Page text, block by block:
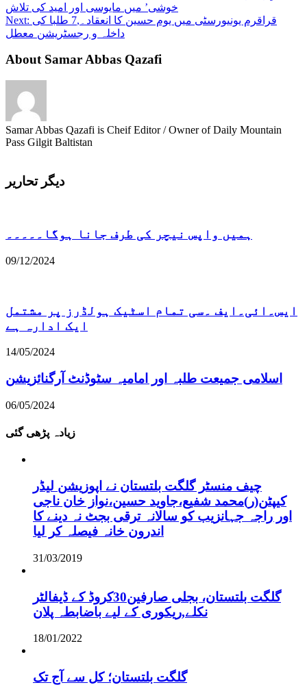
Next:
داخلہ و رجسٹریشن معطل
About Samar Abbas Qazafi
Samar Abbas Qazafi is Cheif Editor / Owner of Daily Mountain
Pass Gilgit Baltistan
دیگر تحاریر
ہمیں واپس نیچر کی طرف جانا ہوگا۔۔۔۔۔
09/12/2024
ایس۔ائی۔ایف ۔سی تمام اسٹیک ہولڈرز پر مشتمل
ایک ادارہ ہے
14/05/2024
اسلامی جمیعت طلبہ اور امامیہ سٹوڈنٹ آرگنائزیشن
06/05/2024
زیادہ پڑھی گئی
چیف منسٹر گلگت بلتستان نے اپوزیشن لیڈر
کیپٹن(ر)محمد شفیع،جاوید حسین،نواز خان ناجی
اور راجہ جہانزیب کو سالانہ ترقی بجٹ نہ دینے کا
اندرون خانہ فیصلہ کر لیا
31/03/2019
گلگت بلتستان، بجلی صارفین30کروڈ کے ڈیفالٹر
نکلے,ریکوری کے لیے باضابطہ پلان
18/01/2022
گلگت بلتستان؛ کل سے آج تک